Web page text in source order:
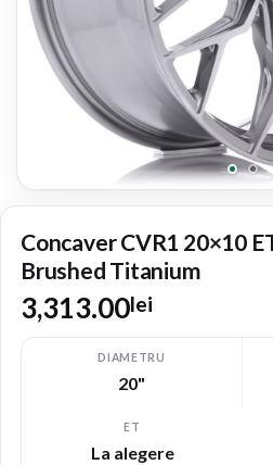
Concaver CVR1 20×10
Brushed Titanium
3,313.00lei
DIAMETRU
20"
ET
La alegere